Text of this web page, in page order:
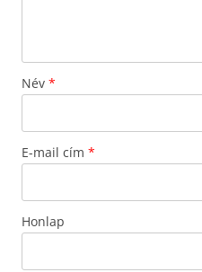
Név *
E-mail cím *
Honlap